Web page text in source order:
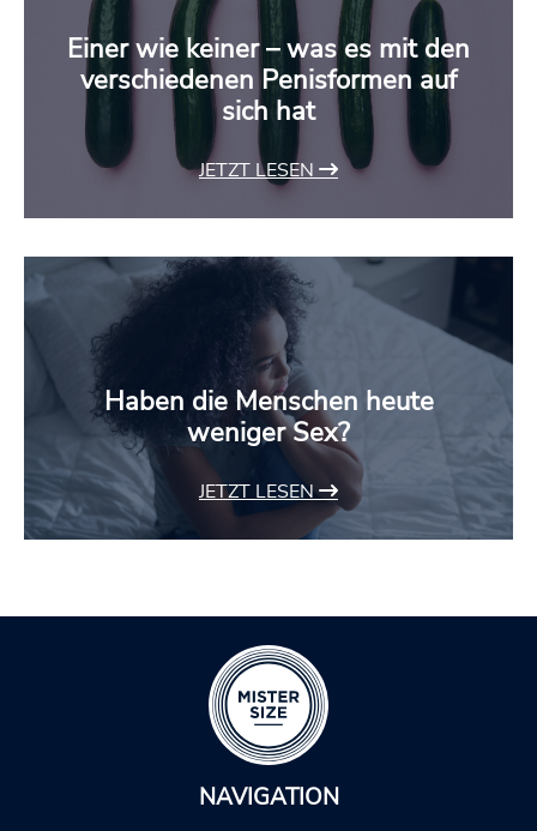
Einer wie keiner – was es mit den
verschiedenen Penisformen auf
sich hat
JETZT LESEN
Haben die Menschen heute
weniger Sex?
JETZT LESEN
NAVIGATION